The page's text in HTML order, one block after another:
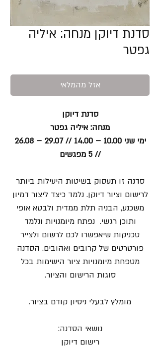
סדנת דיוקן מנחה: איליה
גפטר
אזל מהמלאי
סדנת דיוקן
מנחה: איליה גפטר
ימי שני 10.00 – 14.00 // 29.07 – 26.08
// 5 מפגשים
סדנה זו תעסוק בשיטות היעילות ביותר
לרישום וציור דיוקן. נלמד כיצד ליצור דמיון
משכנע, הבניה תלת ממדית ולבטא אופי
ותוכן רגשי. נפתח מיומנויות ונלמד
טכניקות שיאפשרו לכם לרשום ולצייר
פורטרטים של קרובים ואהובים. הסדנה
מטפחת מיומנויות ציור הישימות בכל
סוגות הרישום והציור.
מומלץ לבעלי ניסיון קודם בציור.
נושאי הסדנה:
רישום דיוקן